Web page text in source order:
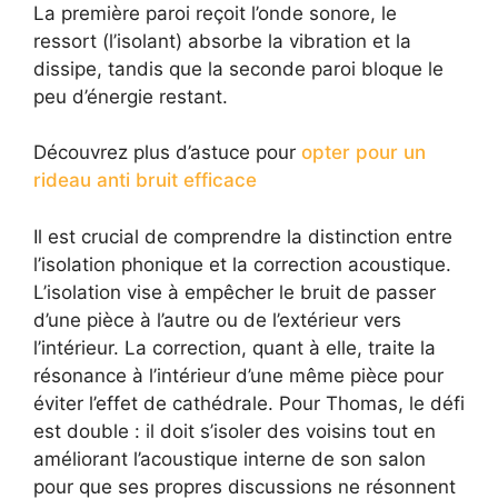
La première paroi reçoit l’onde sonore, le
ressort (l’isolant) absorbe la vibration et la
dissipe, tandis que la seconde paroi bloque le
peu d’énergie restant.
Découvrez plus d’astuce pour opter pour un
rideau anti bruit efficace
Il est crucial de comprendre la distinction entre
l’isolation phonique et la correction acoustique.
L’isolation vise à empêcher le bruit de passer
d’une pièce à l’autre ou de l’extérieur vers
l’intérieur. La correction, quant à elle, traite la
résonance à l’intérieur d’une même pièce pour
éviter l’effet de cathédrale. Pour Thomas, le défi
est double : il doit s’isoler des voisins tout en
améliorant l’acoustique interne de son salon
pour que ses propres discussions ne résonnent